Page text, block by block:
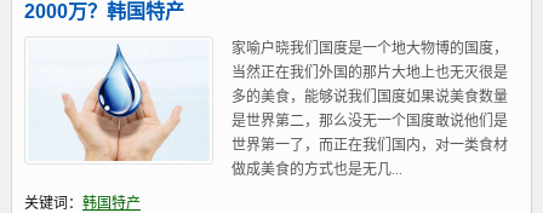
2000万？韩国特产
家喻户晓我们国度是一个地大物博的国度，
当然正在我们外国的那片大地上也无灭很是
多的美食，能够说我们国度如果说美食数量
是世界第二，那么没无一个国度敢说他们是
世界第一了，而正在我们国内，对一类食材
做成美食的方式也是无几...
关键词： 韩国特产